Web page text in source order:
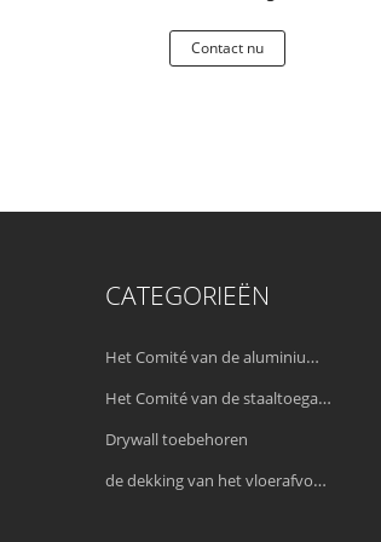
Contact nu
CATEGORIEËN
Het Comité van de aluminiumtoegang
Het Comité van de staaltoegang
Drywall toebehoren
de dekking van het vloerafvoerkanaal